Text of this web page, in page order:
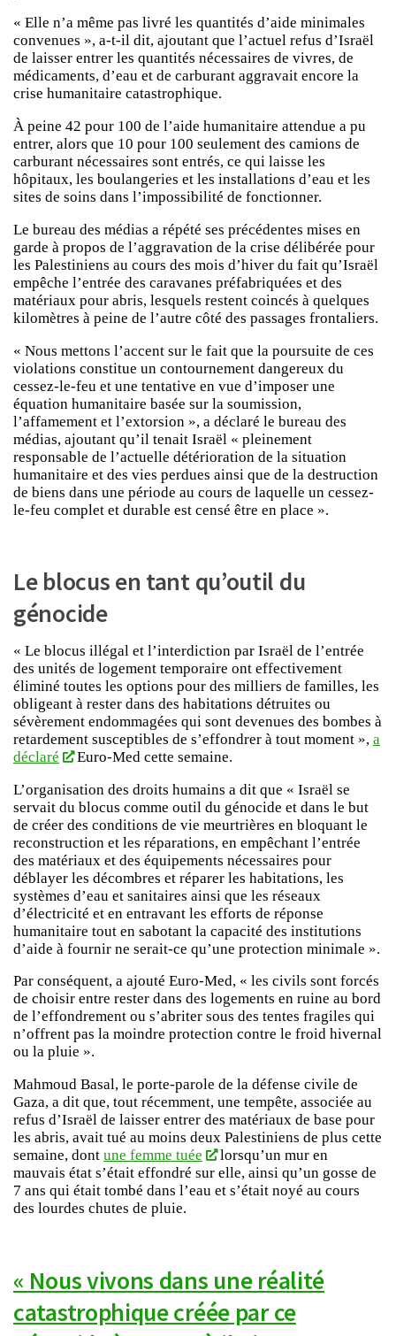
« Elle n’a même pas livré les quantités d’aide minimales
convenues », a-t-il dit, ajoutant que l’actuel refus d’Israël
de laisser entrer les quantités nécessaires de vivres, de
médicaments, d’eau et de carburant aggravait encore la
crise humanitaire catastrophique.
À peine 42 pour 100 de l’aide humanitaire attendue a pu
entrer, alors que 10 pour 100 seulement des camions de
carburant nécessaires sont entrés, ce qui laisse les
hôpitaux, les boulangeries et les installations d’eau et les
sites de soins dans l’impossibilité de fonctionner.
Le bureau des médias a répété ses précédentes mises en
garde à propos de l’aggravation de la crise délibérée pour
les Palestiniens au cours des mois d’hiver du fait qu’Israël
empêche l’entrée des caravanes préfabriquées et des
matériaux pour abris, lesquels restent coincés à quelques
kilomètres à peine de l’autre côté des passages frontaliers.
« Nous mettons l’accent sur le fait que la poursuite de ces
violations constitue un contournement dangereux du
cessez-le-feu et une tentative en vue d’imposer une
équation humanitaire basée sur la soumission,
l’affamement et l’extorsion », a déclaré le bureau des
médias, ajoutant qu’il tenait Israël « pleinement
responsable de l’actuelle détérioration de la situation
humanitaire et des vies perdues ainsi que de la destruction
de biens dans une période au cours de laquelle un cessez-
le-feu complet et durable est censé être en place ».
Le blocus en tant qu’outil du
génocide
« Le blocus illégal et l’interdiction par Israël de l’entrée
des unités de logement temporaire ont effectivement
éliminé toutes les options pour des milliers de familles, les
obligeant à rester dans des habitations détruites ou
sévèrement endommagées qui sont devenues des bombes à
retardement susceptibles de s’effondrer à tout moment », a
déclaré
Euro-Med cette semaine.
L’organisation des droits humains a dit que « Israël se
servait du blocus comme outil du génocide et dans le but
de créer des conditions de vie meurtrières en bloquant le
reconstruction et les réparations, en empêchant l’entrée
des matériaux et des équipements nécessaires pour
déblayer les décombres et réparer les habitations, les
systèmes d’eau et sanitaires ainsi que les réseaux
d’électricité et en entravant les efforts de réponse
humanitaire tout en sabotant la capacité des institutions
d’aide à fournir ne serait-ce qu’une protection minimale ».
Par conséquent, a ajouté Euro-Med, « les civils sont forcés
de choisir entre rester dans des logements en ruine au bord
de l’effondrement ou s’abriter sous des tentes fragiles qui
n’offrent pas la moindre protection contre le froid hivernal
ou la pluie ».
Mahmoud Basal, le porte-parole de la défense civile de
Gaza, a dit que, tout récemment, une tempête, associée au
refus d’Israël de laisser entrer des matériaux de base pour
les abris, avait tué au moins deux Palestiniens de plus cette
semaine, dont une femme tuée
lorsqu’un mur en
mauvais état s’était effondré sur elle, ainsi qu’un gosse de
7 ans qui était tombé dans l’eau et s’était noyé au cours
des lourdes chutes de pluie.
« Nous vivons dans une réalité
catastrophique créée par ce